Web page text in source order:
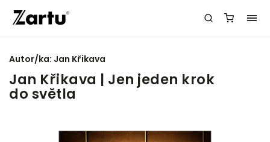
Jan Křikava | Jen jeden krok
do světla
Autor/ka: Jan Křikava